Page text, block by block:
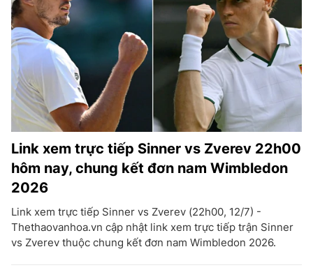
Link xem trực tiếp Sinner vs Zverev 22h00
hôm nay, chung kết đơn nam Wimbledon
2026
Link xem trực tiếp Sinner vs Zverev (22h00, 12/7) -
Thethaovanhoa.vn cập nhật link xem trực tiếp trận Sinner
vs Zverev thuộc chung kết đơn nam Wimbledon 2026.